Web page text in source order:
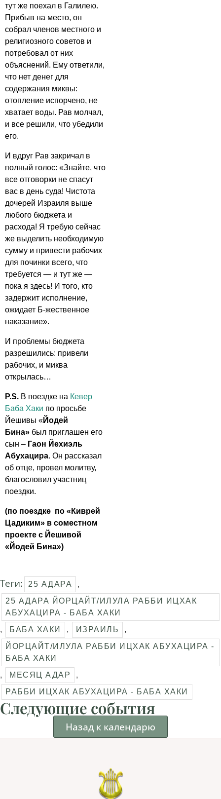
тут же поехал в Галилею.
Прибыв на место, он
собрал членов местного и
религиозного советов и
потребовал от них
объяснений. Ему ответили,
что нет денег для
содержания миквы:
отопление испорчено, не
хватает воды. Рав молчал,
и все решили, что убедили
его.
И вдруг Рав закричал в
полный голос: «Знайте, что
все отговорки не спасут
вас в день суда! Чистота
дочерей Израиля выше
любого бюджета и
расхода! Я требую сейчас
же выделить необходимую
сумму и привести рабочих
для починки всего, что
требуется — и тут же —
пока я здесь! И того, кто
задержит исполнение,
ожидает Б-жественное
наказание».
И проблемы бюджета
разрешились: привели
рабочих, и миква
открылась…
P.S. В поездке на Кевер
Баба Хаки по просьбе
Йешивы «Йодей
Бина» был приглашен его
сын – Гаон Йехиэль
Абухацира. Он рассказал
об отце, провел молитву,
благословил участниц
поездки.
(по поездке по «Киврей
Цадиким» в соместном
проекте с Йешивой
« Йодей Бина»)
Теги: 25 АДАРА
,
25 АДАРА ЙОРЦАЙТ/ИЛУЛА РАББИ ИЦХАК
АБУХАЦИРА - БАБА ХАКИ
,
БАБА ХАКИ , ИЗРАИЛЬ
,
ЙОРЦАЙТ/ИЛУЛА РАББИ ИЦХАК АБУХАЦИРА -
БАБА ХАКИ
,
МЕСЯЦ АДАР
,
РАББИ ИЦХАК АБУХАЦИРА - БАБА ХАКИ
Следующие события
Назад к календарю